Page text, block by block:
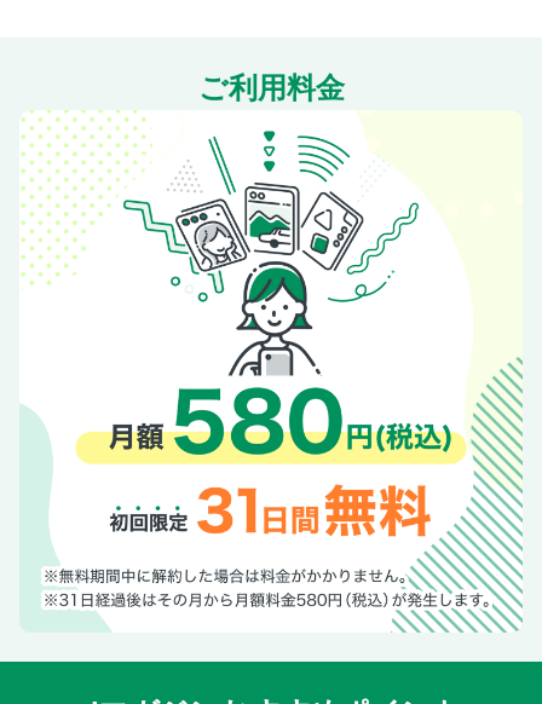
＜電子版特典＞ バックナンバーから人気記事をピックアッ
プ Oggiスタイリストのおしゃれワザ 2025夏／スニーカーは
今、シルバー系に移行中！／きれいめシンプル派も「スポー
ツウエア」がよりどりみどり／夏の美容は8割手抜きで、ラ
クして美人！／みんなの今っぽ結婚パーティ、見せて！／
「黒ベロアのヘッドアクセ」がひとつあれば…／美容の小ネ
タ134／“勢い”で転職してみたら案外よかった…って本当？
ご利用料金